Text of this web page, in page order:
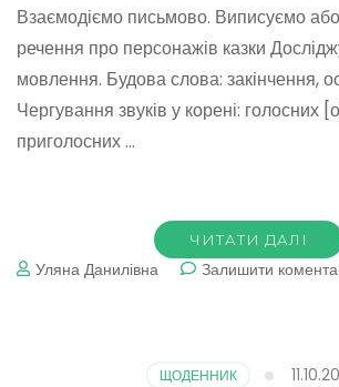
Взаємодіємо письмово. Виписуємо
речення про персонажів казки
мовлення. Будова слова: закінчення,
Чергування звуків у корені:
приголосних …
ЧИТАТИ ДАЛІ
Уляна Данилівна Залишити
ЩОДЕННИК